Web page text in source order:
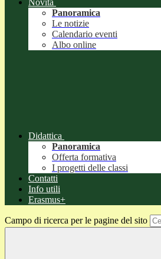
Novità
Panoramica
Le notizie
Calendario eventi
Albo online
Didattica
Panoramica
Offerta formativa
I progetti delle classi
Contatti
Info utili
Erasmus+
Campo di ricerca per le pagine del sito